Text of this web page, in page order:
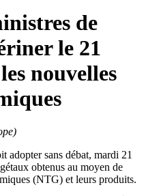
de
le 21
nouvelles
adopter sans débat, mardi 21
obtenus au moyen de
(NTG) et leurs produits.